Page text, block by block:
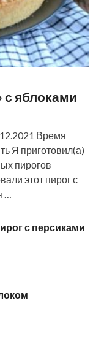
с яблоками
Время
Я приготовил(а)
пирогов
этот пирог с
…
с персиками